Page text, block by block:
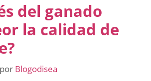
del ganado
la calidad de
por Blogodisea